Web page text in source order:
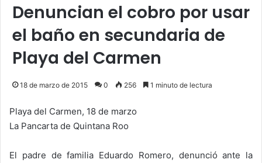
Denuncian el cobro por usar
el baño en secundaria de
Playa del Carmen
18 de marzo de 2015 0 256 1 minuto de lectura
Playa del Carmen, 18 de marzo
La Pancarta de Quintana Roo
El padre de familia Eduardo Romero, denunció ante la